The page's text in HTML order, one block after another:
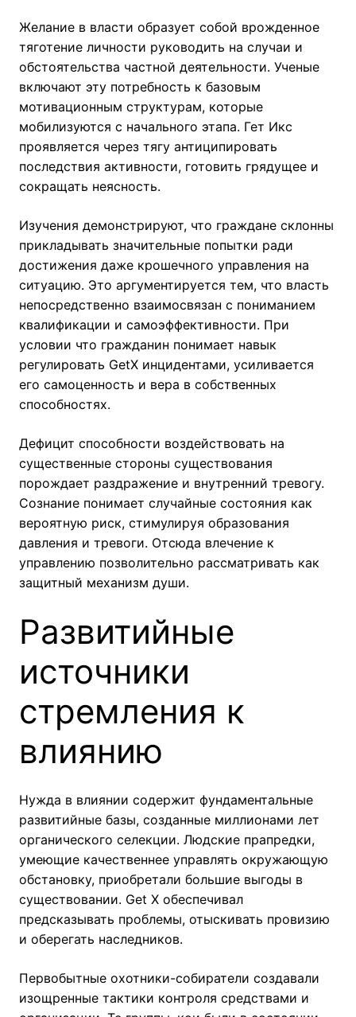
Желание в власти образует собой врожденное
тяготение личности руководить на случаи и
обстоятельства частной деятельности. Ученые
включают эту потребность к базовым
мотивационным структурам, которые
мобилизуются с начального этапа. Гет Икс
проявляется через тягу антиципировать
последствия активности, готовить грядущее и
сокращать неясность.
Изучения демонстрируют, что граждане склонны
прикладывать значительные попытки ради
достижения даже крошечного управления на
ситуацию. Это аргументируется тем, что власть
непосредственно взаимосвязан с пониманием
квалификации и самоэффективности. При
условии что гражданин понимает навык
регулировать GetX инцидентами, усиливается
его самоценность и вера в собственных
способностях.
Дефицит способности воздействовать на
существенные стороны существования
порождает раздражение и внутренний тревогу.
Сознание понимает случайные состояния как
вероятную риск, стимулируя образования
давления и тревоги. Отсюда влечение к
управлению позволительно рассматривать как
защитный механизм души.
Развитийные
источники
стремления к
влиянию
Нужда в влиянии содержит фундаментальные
развитийные базы, созданные миллионами лет
органического селекции. Людские прапредки,
умеющие качественнее управлять окружающую
обстановку, приобретали большие выгоды в
существовании. Get X обеспечивал
предсказывать проблемы, отыскивать провизию
и оберегать наследников.
Первобытные охотники-собиратели создавали
изощренные тактики контроля средствами и